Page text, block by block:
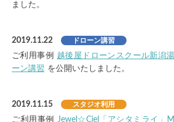
ました。
2019.11.22 ドローン講習
ご利用事例
越後屋ドローンスクール新潟
ーン講習 を公開いたしました。
2019.11.15 スタジオ利用
ご利用事例 Jewel☆Ciel「アシタミライ」